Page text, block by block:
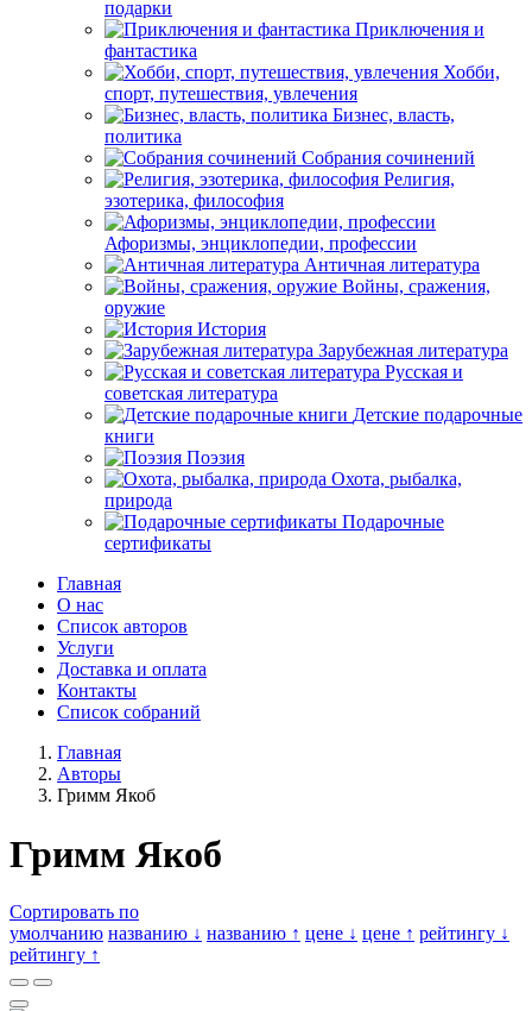
подарки
Приключения и
фантастика
Хобби,
спорт, путешествия, увлечения
Бизнес, власть,
политика
Собрания сочинений
Религия,
эзотерика, философия
Афоризмы, энциклопедии, профессии
Античная литература
Войны, сражения,
оружие
История
Зарубежная литература
Русская и
советская литература
Детские подарочные
книги
Поэзия
Охота, рыбалка,
природа
Подарочные
сертификаты
Главная
О нас
Список авторов
Услуги
Доставка и оплата
Контакты
Список собраний
Главная
Авторы
Гримм Якоб
Гримм Якоб
Сортировать по
умолчанию названию ↓ названию ↑ цене ↓ цене ↑ рейтингу ↓
рейтингу ↑